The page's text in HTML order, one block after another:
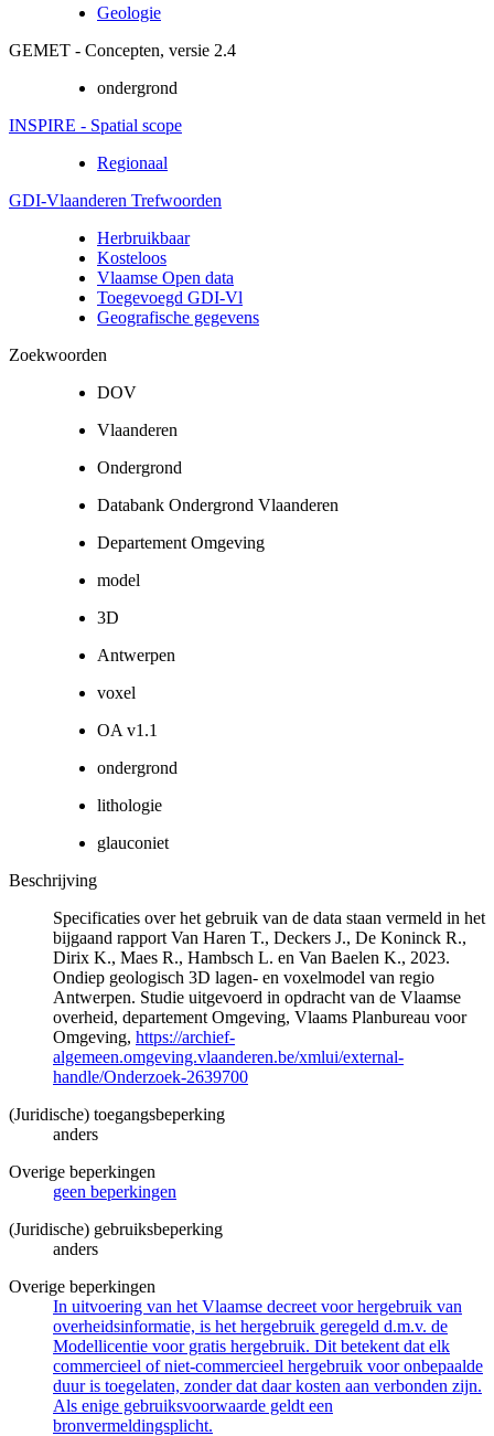
Geologie
GEMET - Concepten, versie 2.4
ondergrond
INSPIRE - Spatial scope
Regionaal
GDI-Vlaanderen Trefwoorden
Herbruikbaar
Kosteloos
Vlaamse Open data
Toegevoegd GDI-Vl
Geografische gegevens
Zoekwoorden
DOV
Vlaanderen
Ondergrond
Databank Ondergrond Vlaanderen
Departement Omgeving
model
3D
Antwerpen
voxel
OA v1.1
ondergrond
lithologie
glauconiet
Beschrijving
Specificaties over het gebruik van de data staan vermeld in het
bijgaand rapport Van Haren T., Deckers J., De Koninck R.,
Dirix K., Maes R., Hambsch L. en Van Baelen K., 2023.
Ondiep geologisch 3D lagen- en voxelmodel van regio
Antwerpen. Studie uitgevoerd in opdracht van de Vlaamse
overheid, departement Omgeving, Vlaams Planbureau voor
Omgeving, https://archief-
algemeen.omgeving.vlaanderen.be/xmlui/external-
handle/Onderzoek-2639700
(Juridische) toegangsbeperking
anders
Overige beperkingen
geen beperkingen
(Juridische) gebruiksbeperking
anders
Overige beperkingen
In uitvoering van het Vlaamse decreet voor hergebruik van
overheidsinformatie, is het hergebruik geregeld d.m.v. de
Modellicentie voor gratis hergebruik. Dit betekent dat elk
commercieel of niet-commercieel hergebruik voor onbepaalde
duur is toegelaten, zonder dat daar kosten aan verbonden zijn.
Als enige gebruiksvoorwaarde geldt een
bronvermeldingsplicht.